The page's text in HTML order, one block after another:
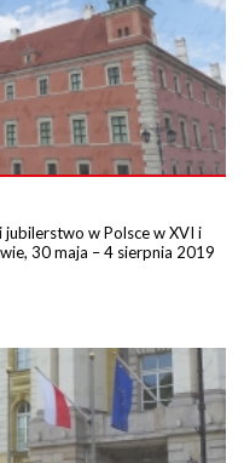
jubilerstwo w Polsce w XVI i
30 maja – 4 sierpnia 2019